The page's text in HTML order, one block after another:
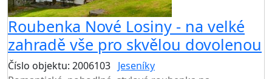
Roubenka Nové Losiny - na velké
zahradě vše pro skvělou dovolenou
Číslo objektu: 2006103 Jeseníky